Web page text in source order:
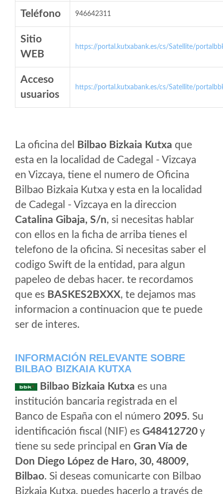
Teléfono 946642311
Sitio
WEB
https://portal.kutxabank.es/cs/Satellite/
Acceso
usuarios
https://portal.kutxabank.es/cs/Satellite/
La oficina del Bilbao Bizkaia Kutxa que
esta en la localidad de Cadegal - Vizcaya
en Vizcaya, tiene el numero de Oficina
Bilbao Bizkaia Kutxa y esta en la localidad
de Cadegal - Vizcaya en la direccion
Catalina Gibaja, S/n, si necesitas hablar
con ellos en la ficha de arriba tienes el
telefono de la oficina. Si necesitas saber el
codigo Swift de la entidad, para algun
papeleo de debas hacer. te recordamos
que es BASKES2BXXX, te dejamos mas
informacion a continuacion que te puede
ser de interes.
INFORMACIÓN RELEVANTE SOBRE
BILBAO BIZKAIA KUTXA
Bilbao Bizkaia Kutxa es una
institución bancaria registrada en el
Banco de España con el número 2095. Su
identificación fiscal (NIF) es G48412720y
tiene su sede principal en Gran Vía de
Don Diego López de Haro, 30, 48009,
Bilbao. Si deseas comunicarte con Bilbao
Bizkaia Kutxa, puedes hacerlo a través de